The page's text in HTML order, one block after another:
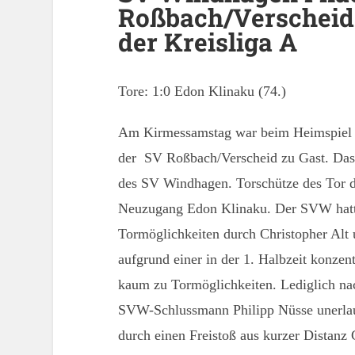
Roßbach/
der Kreisliga A
Tore: 1:0 Edon Klinaku (74.)
Am Kirmessamstag war beim
der SV Roßbach/Verscheid zu Gast.
des SV Windhagen. Torschütze des
Neuzugang Edon Klinaku. Der SVW
Tormöglichkeiten durch Christopher Alt
aufgrund einer in der 1. Halbzeit
kaum zu Tormöglichkeiten. Lediglich
SVW-Schlussmann Philipp Nüsse
durch einen Freistoß aus kurzer Distanz